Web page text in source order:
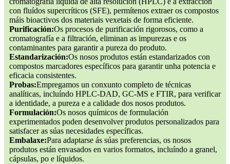
con fluídos supercríticos (SFE), permítenos extraer os compostos
máis bioactivos dos materiais vexetais de forma eficiente.
Purificación:Os procesos de purificación rigorosos, como a
cromatografía e a filtración, eliminan as impurezas e os
contaminantes para garantir a pureza do produto.
Estandarización:Os nosos produtos están estandarizados con
compostos marcadores específicos para garantir unha potencia e
eficacia consistentes.
Probas:Empregamos un conxunto completo de técnicas
analíticas, incluíndo HPLC-DAD, GC-MS e FTIR, para verificar
a identidade, a pureza e a calidade dos nosos produtos.
Formulación:Os nosos químicos de formulación
experimentados poden desenvolver produtos personalizados para
satisfacer as súas necesidades específicas.
Embalaxe:Para adaptarse ás súas preferencias, os nosos
produtos están envasados ​​en varios formatos, incluíndo a granel,
cápsulas, po e líquidos.